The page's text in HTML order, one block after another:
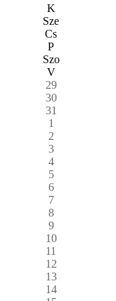
K
Sze
Cs
P
Szo
V
29
30
31
1
2
3
4
5
6
7
8
9
10
11
12
13
14